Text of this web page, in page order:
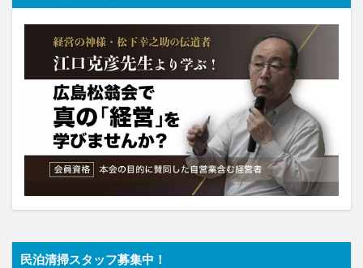
民泊清掃スタッフ募集中！